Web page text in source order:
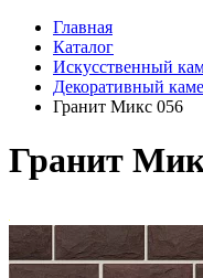
Главная
Каталог
Искусственный
Декоративный
Гранит Микс 056
Гранит